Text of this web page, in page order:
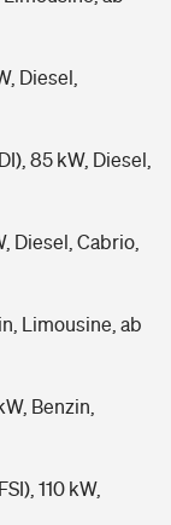
Diesel,
85 kW, Diesel,
Diesel, Cabrio,
Limousine, ab
Benzin,
110 kW,